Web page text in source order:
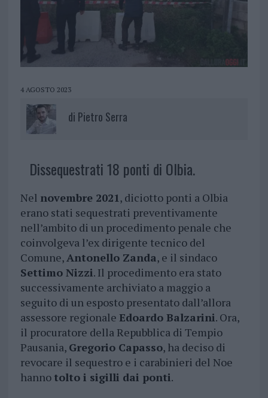
4 AGOSTO 2023
di Pietro Serra
Dissequestrati 18 ponti di Olbia.
Nel novembre 2021, diciotto ponti a Olbia
erano stati sequestrati preventivamente
nell’ambito di un procedimento penale che
coinvolgeva l’ex dirigente tecnico del
Comune,Antonello Zanda, e il sindaco
Settimo Nizzi. Il procedimento era stato
successivamente archiviato a maggio a
seguito di un esposto presentato dall’allora
assessore regionale Edoardo Balzarini. Ora,
il procuratore della Repubblica di Tempio
Pausania, Gregorio Capasso, ha deciso di
revocare il sequestro e i carabinieri del Noe
hanno tolto i sigilli dai ponti.